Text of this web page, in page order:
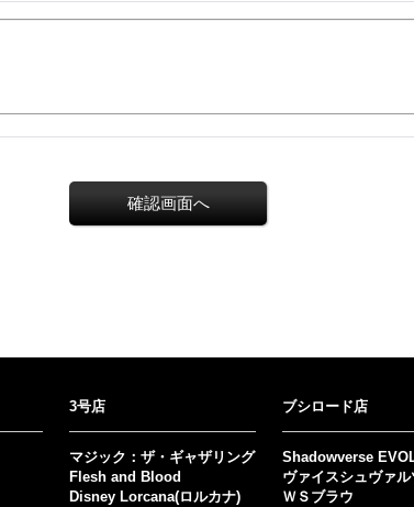
3号店
マジック：ザ・ギャザリング
Flesh and Blood
Disney Lorcana(ロルカナ)
ブシロード店
Shadowverse
ヴァイスシュヴァル
ＷＳブラウ